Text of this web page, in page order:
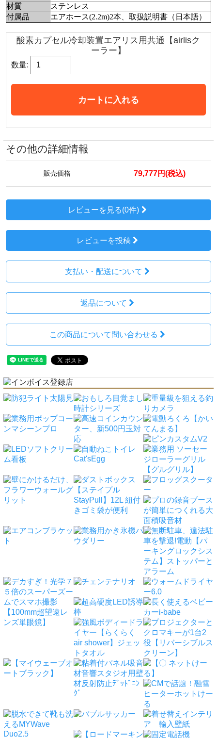
材質
ステンレス
付属品
エアホース(2.2m)2本、取扱説明書（日本語）
酸素カプセル冷却装置エアリス用共通【airlisク
ーラー】
数量:
カートに入れる
その他の詳細情報
販売価格 79,777円(税込)
レビューを見る(0件)
レビューを投稿
支払い・配送について
返品について
この商品について問い合わせる